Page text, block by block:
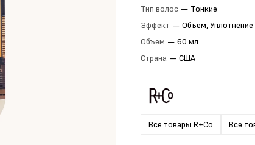
Тип волос — Тонкие
Эффект — Объем, Уплотнение
Объем — 60 мл
Страна — США
Все товары R+Co Все